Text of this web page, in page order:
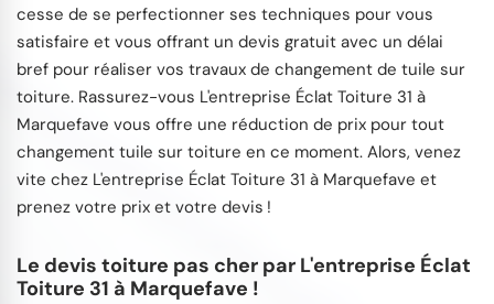
cesse de se perfectionner ses techniques pour vous
satisfaire et vous offrant un devis gratuit avec un délai
bref pour réaliser vos travaux de changement de tuile sur
toiture. Rassurez-vous L'entreprise Éclat Toiture 31 à
Marquefave vous offre une réduction de prix pour tout
changement tuile sur toiture en ce moment. Alors, venez
vite chez L'entreprise Éclat Toiture 31 à Marquefave et
prenez votre prix et votre devis !
Le devis toiture pas cher par L'entreprise Éclat
Toiture 31 à Marquefave !